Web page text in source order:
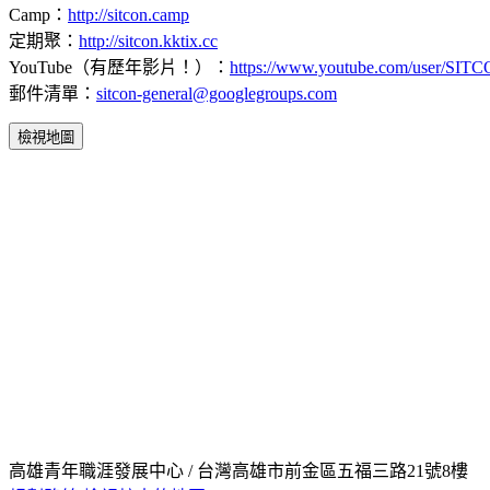
Camp： http://sitcon.camp
定期聚： http://sitcon.kktix.cc
YouTube（有歷年影片！）： https://www.youtube.com/user/
郵件清單： sitcon-general@googlegroups.com
檢視地圖
高雄青年職涯發展中心 / 台灣高雄市前金區五福三路21號8樓